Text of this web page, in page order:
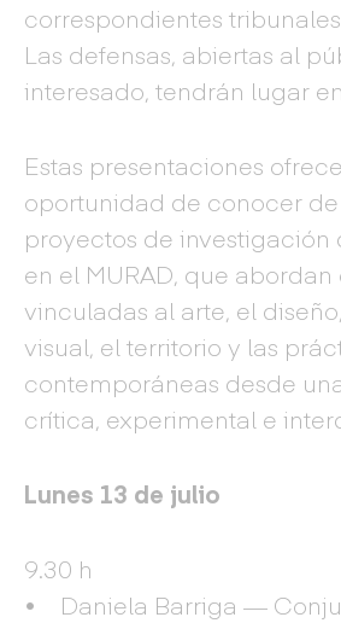
correspondientes
Las defensas, abiertas al
interesado, tendrán lugar
Estas presentaciones
oportunidad de conocer
proyectos de investigación
en el MURAD, que
vinculadas al arte, el
visual, el territorio y las
contemporáneas desde
crítica, experimental e
Lunes 13 de julio
9.30 h
• Daniela Barriga —